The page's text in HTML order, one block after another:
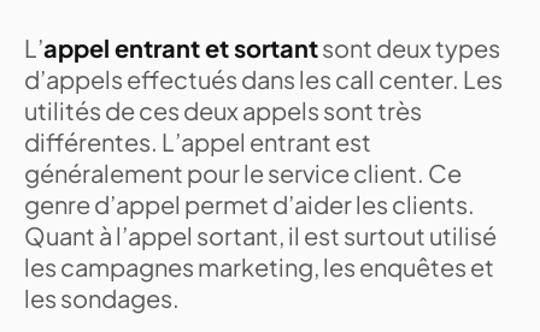
L’appel entrant et sortantsont deux types
d’appels effectués dans les call center. Les
utilités de ces deux appels sont très
différentes. L’appel entrant est
généralement pour le service client. Ce
genre d’appel permet d’aider les clients.
Quant à l’appel sortant, il est surtout utilisé
les campagnes marketing, les enquêtes et
les sondages.